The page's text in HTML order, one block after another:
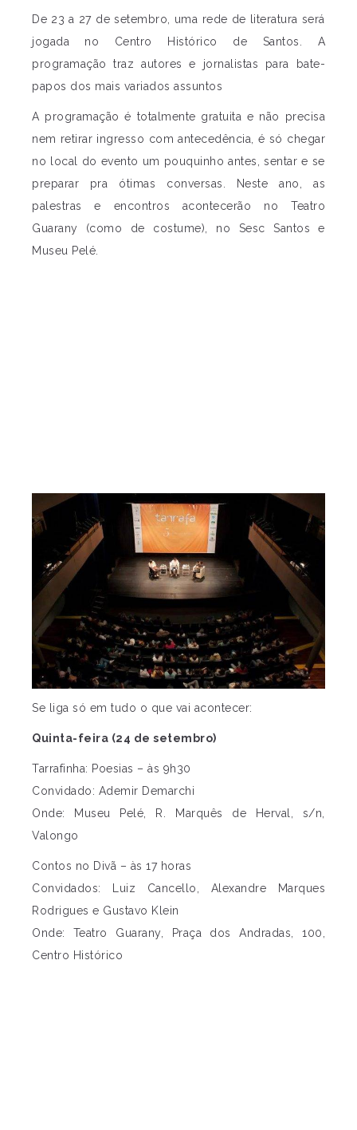
De 23 a 27 de setembro, uma rede de literatura será
jogada no Centro Histórico de Santos. A
programação traz autores e jornalistas para bate-
papos dos mais variados assuntos
A programação é totalmente gratuita e não precisa
nem retirar ingresso com antecedência, é só chegar
no local do evento um pouquinho antes, sentar e se
preparar pra ótimas conversas. Neste ano, as
palestras e encontros acontecerão no Teatro
Guarany (como de costume), no Sesc Santos e
Museu Pelé.
Se liga só em tudo o que vai acontecer:
Quinta-feira (24 de setembro)
Tarrafinha: Poesias – às 9h30
Convidado: Ademir Demarchi
Onde: Museu Pelé, R. Marquês de Herval, s/n,
Valongo
Contos no Divã – às 17 horas
Convidados: Luiz Cancello, Alexandre Marques
Rodrigues e Gustavo Klein
Onde: Teatro Guarany, Praça dos Andradas, 100,
Centro Histórico